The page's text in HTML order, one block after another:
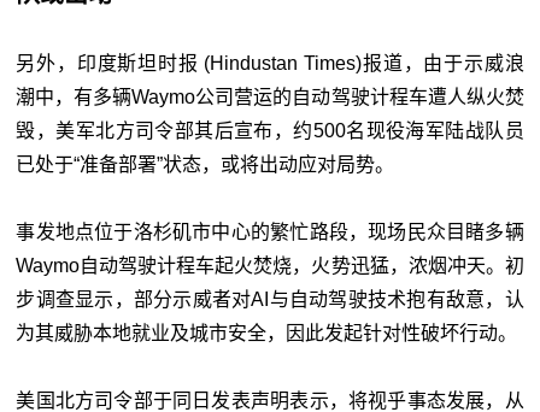
另外，印度斯坦时报 (Hindustan Times)报道，由于示威浪
潮中，有多辆Waymo公司营运的自动驾驶计程车遭人纵火焚
毁，美军北方司令部其后宣布，约500名现役海军陆战队员
已处于“准备部署”状态，或将出动应对局势。
事发地点位于洛杉矶市中心的繁忙路段，现场民众目睹多辆
Waymo自动驾驶计程车起火焚烧，火势迅猛，浓烟冲天。初
步调查显示，部分示威者对AI与自动驾驶技术抱有敌意，认
为其威胁本地就业及城市安全，因此发起针对性破坏行动。
美国北方司令部于同日发表声明表示，将视乎事态发展，从